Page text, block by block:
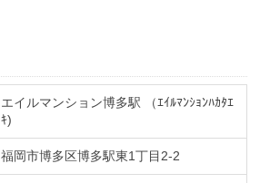
エイルマンション博多駅 （ｴｲﾙﾏﾝｼｮﾝﾊｶﾀｴ
ｷ)
福岡市博多区博多駅東1丁目2-2